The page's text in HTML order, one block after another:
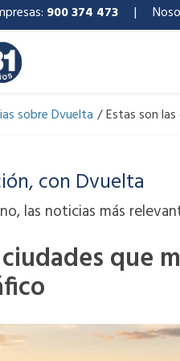
900 374 473|
sobre Dvuelta Estas son
con Dvuelta
las noticias más
que